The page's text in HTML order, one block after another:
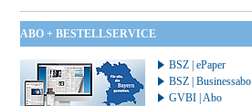
ABO + BESTELLSERVICE
BSZ | ePaper
BSZ | Businessabo
GVBI | Abo